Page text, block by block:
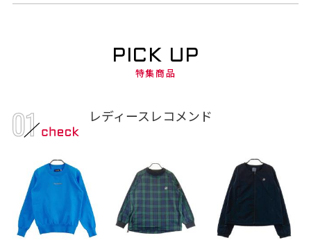
PICK UP
特集商品
レディースレコメンド